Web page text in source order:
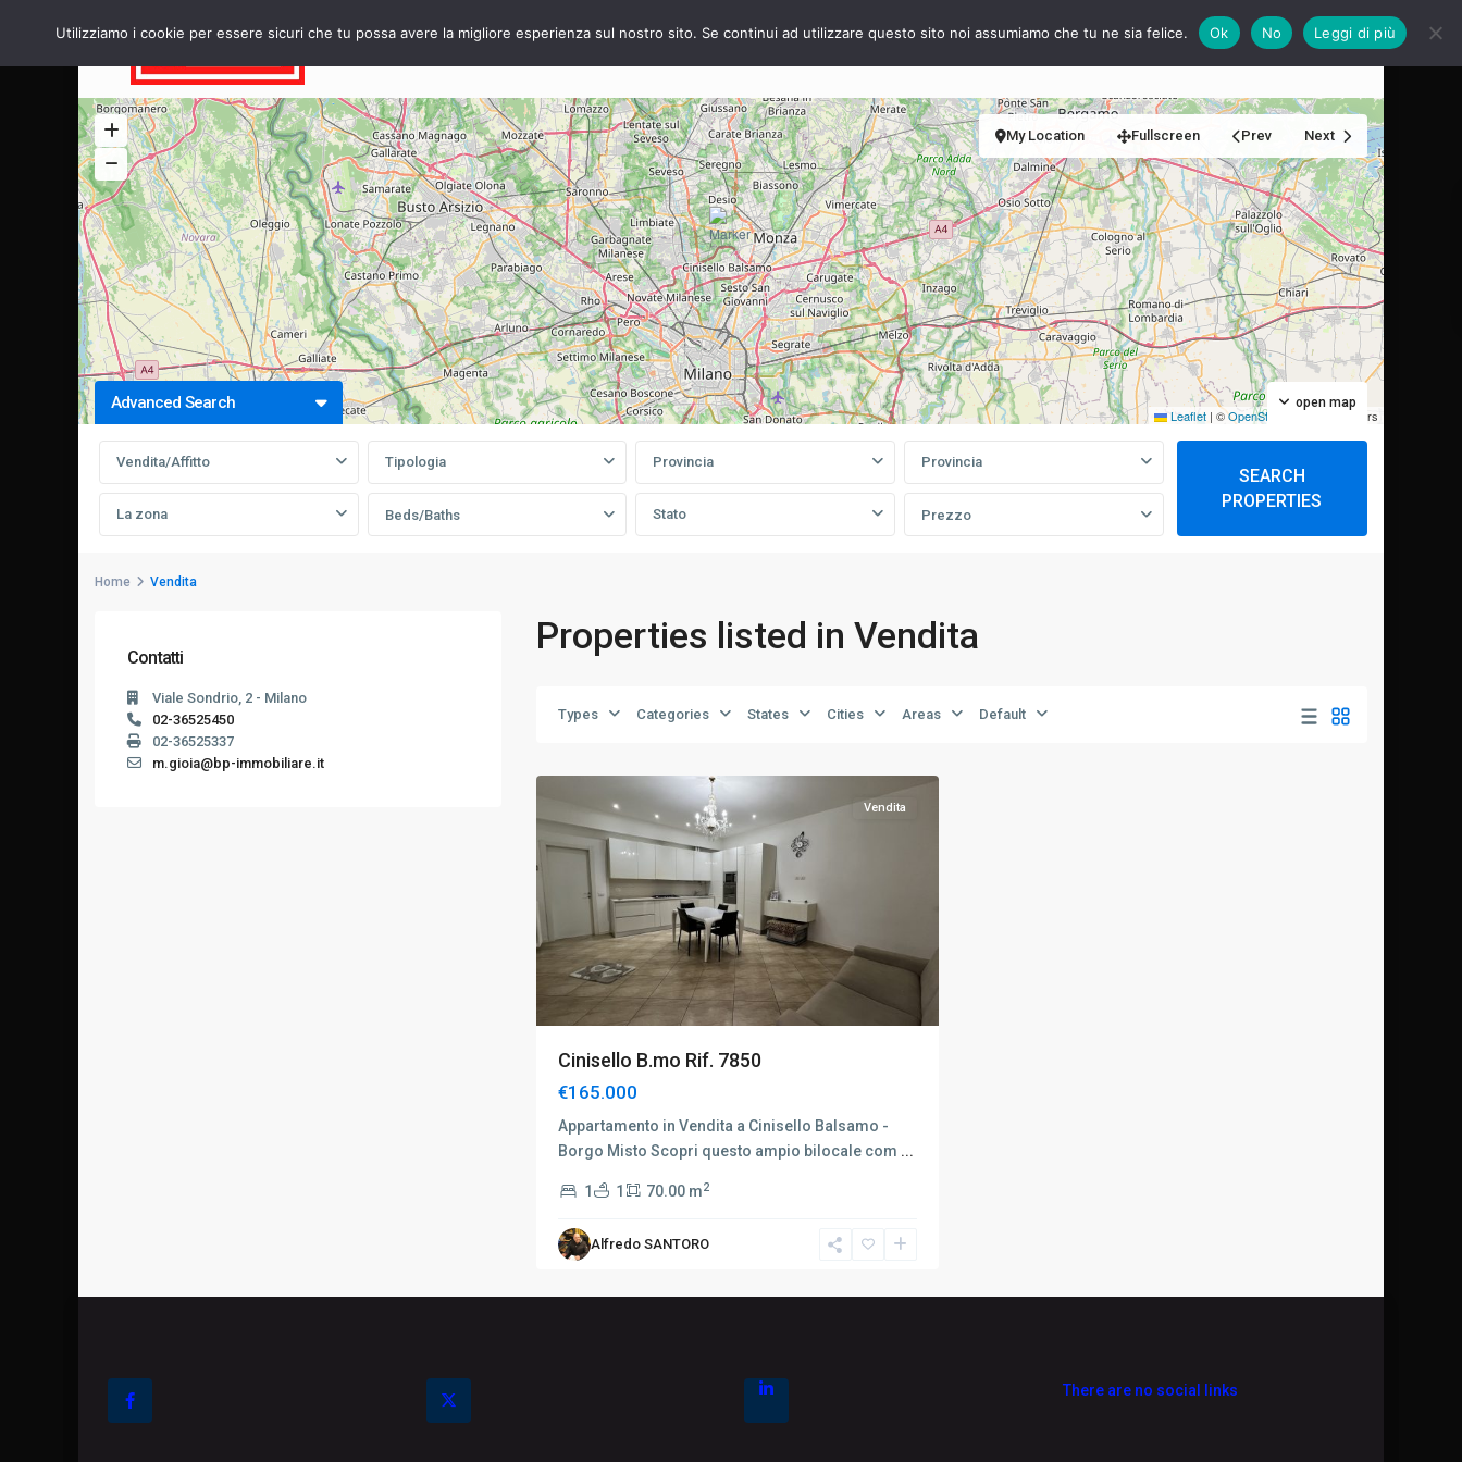
Calendario 2026
Leaflet | ©OpenStreetMap contributors
open map
My Location Fullscreen Prev Next
Advanced Search
Vendita/Affitto Tipologia Provincia Provincia
La zona Beds/Baths Stato Prezzo
SEARCH
PROPERTIES
Home Vendita
Properties listed in Vendita
Types Categories States Cities Areas Default
Vendita
Cinisello B.mo Rif. 7850
€165.000
Appartamento in Vendita a Cinisello Balsamo -
Borgo Misto Scopri questo ampio bilocale com ...
1 1 70.00 m2
Alfredo SANTORO
Contatti
Viale Sondrio, 2 - Milano
02-36525450
02-36525337
m.gioia@bp-immobiliare.it
There are no social links
Utilizziamo i cookie per essere sicuri che tu possa avere la migliore esperienza sul nostro sito. Se continui ad utilizzare questo sito noi assumiamo che tu ne sia felice. Ok No Leggi di più